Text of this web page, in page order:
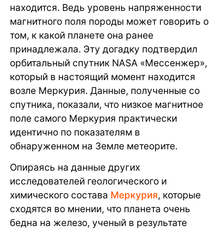
находится. Ведь уровень напряженности
магнитного поля породы может говорить о
том, к какой планете она ранее
принадлежала. Эту догадку подтвердил
орбитальный спутник NASA «Мессенжер»,
который в настоящий момент находится
возле Меркурия. Данные, полученные со
спутника, показали, что низкое магнитное
поле самого Меркурия практически
идентично по показателям в
обнаруженном на Земле метеорите.
Опираясь на данные других
исследователей геологического и
химического состава Меркурия, которые
сходятся во мнении, что планета очень
бедна на железо, ученый в результате